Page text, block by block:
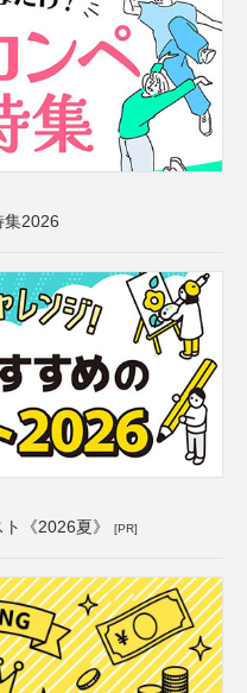
集2026
《2026夏》 [PR]